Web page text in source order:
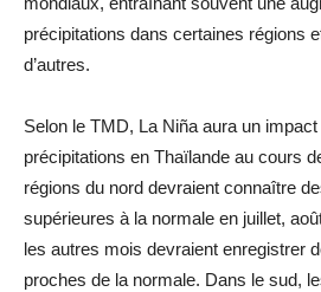
précipitations dans certaines régions
d’autres.
Selon le TMD, La Niña aura un
précipitations en Thaïlande au cours
régions du nord devraient connaître
supérieures à la normale en juillet,
les autres mois devraient enregistrer
proches de la normale. Dans le sud,